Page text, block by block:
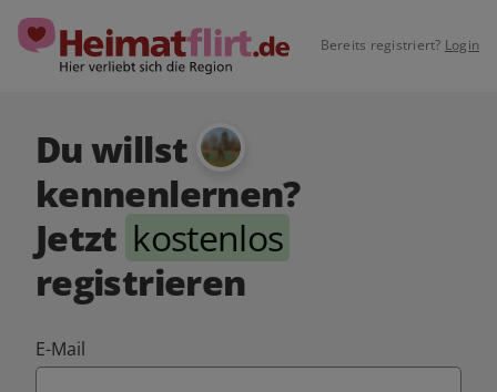
Bereits registriert? Login
Du willst
kennenlernen?
Jetzt kostenlos
registrieren
E-Mail